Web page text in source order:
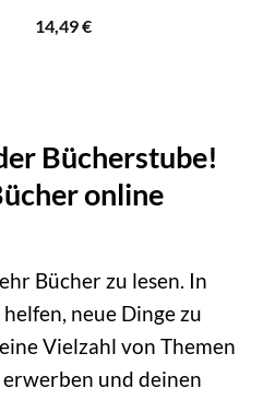
14,49€
Bücherstube!
online
Bücher zu lesen. In
neue Dinge zu
Vielzahl von Themen
und deinen